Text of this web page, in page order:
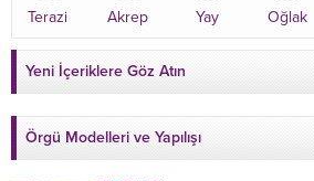
Terazi Akrep Yay Oğlak
Yeni İçeriklere Göz Atın
Örgü Modelleri ve Yapılışı